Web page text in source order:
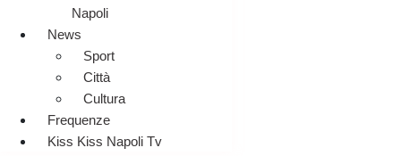
Napoli
News
Sport
Città
Cultura
Frequenze
Kiss Kiss Napoli Tv